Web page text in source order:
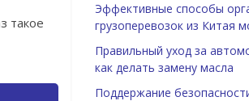
такое
Эффективные способы
грузоперевозок из Китая
Правильный уход за
как делать замену масла
Поддержание